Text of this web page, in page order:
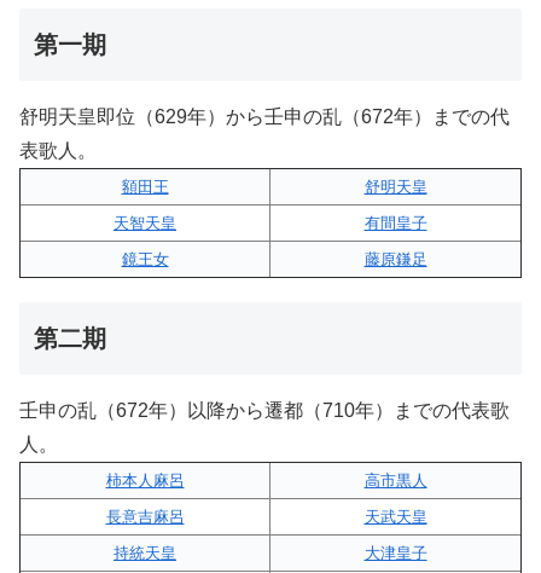
第一期
舒明天皇即位（629年）から壬申の乱（672年）までの代
表歌人。
額田王
舒明天皇
天智天皇
有間皇子
鏡王女
藤原鎌足
第二期
壬申の乱（672年）以降から遷都（710年）までの代表歌
人。
柿本人麻呂
高市黒人
長意吉麻呂
天武天皇
持統天皇
大津皇子